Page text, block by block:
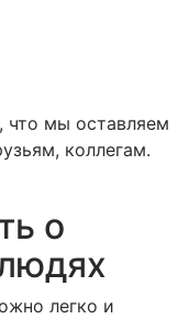
что мы оставляем
коллегам.
о
легко и